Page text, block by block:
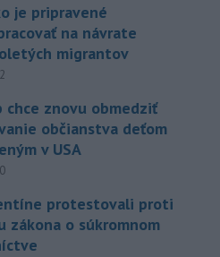
je pripravené
na návrate
migrantov
chce znovu obmedziť
občianstva deťom
v USA
protestovali proti
zákona o súkromnom